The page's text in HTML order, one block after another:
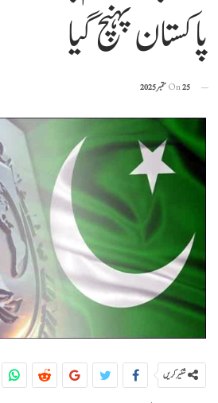
پاکستان پہنچ گیا
On25 ستمبر 2025
شئیر کریں